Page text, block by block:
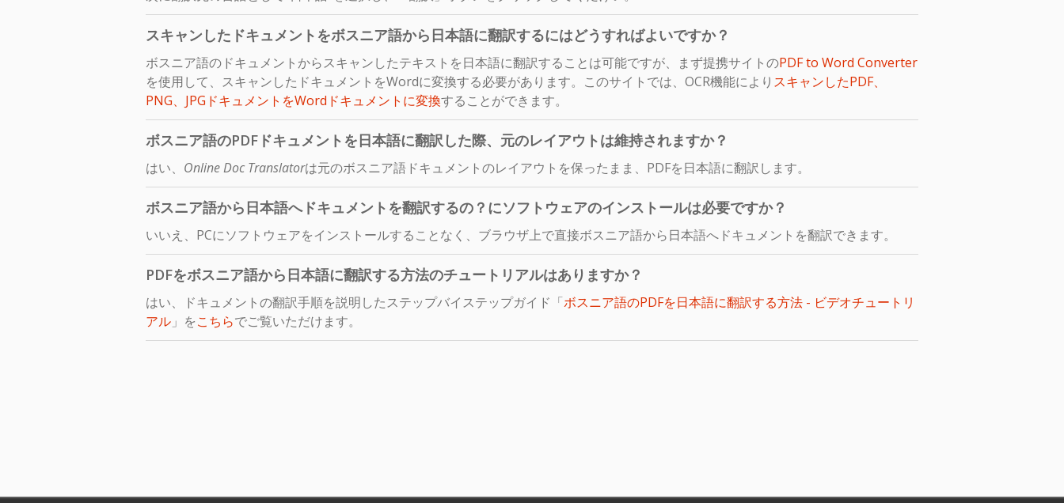
スキャンしたドキュメントをボスニア語から日本語に翻訳するにはどうすればよいですか？
ボスニア語のドキュメントからスキャンしたテキストを日本語に翻訳することは可能ですが、まず提携サイトのPDF to Word Converter
を使用して、スキャンしたドキュメントをWordに変換する必要があります。このサイトでは、OCR機能により スキャンしたPDF、
PNG、JPGドキュメントをWordドキュメントに変換することができます。
ボスニア語のPDFドキュメントを日本語に翻訳した際、元のレイアウトは維持されますか？
はい、 Online Doc Translatorは元のボスニア語ドキュメントのレイアウトを保ったまま、PDFを日本語に翻訳します。
ボスニア語から日本語へドキュメントを翻訳するの？にソフトウェアのインストールは必要ですか？
いいえ、PCにソフトウェアをインストールすることなく、ブラウザ上で直接ボスニア語から日本語へドキュメントを翻訳できます。
PDFをボスニア語から日本語に翻訳する方法のチュートリアルはありますか？
はい、ドキュメントの翻訳手順を説明したステップバイステップガイド「ボスニア語のPDFを日本語に翻訳する方法 - ビデオチュートリ
アル 」をこちらでご覧いただけます。